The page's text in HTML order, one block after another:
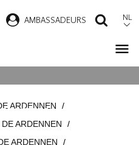
AMBASSADEURS NL
ARDENNEN
ARDENNEN
ARDENNEN